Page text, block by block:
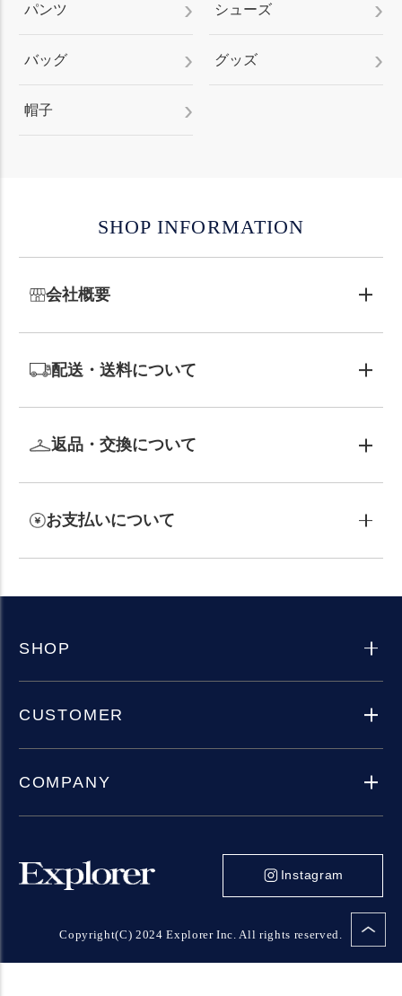
パンツ シューズ
バッグ グッズ
帽子
SHOP INFORMATION
会社概要
配送・送料について
返品・交換について
お支払いについて
SHOP
CUSTOMER
COMPANY
Instagram
Copyright(C) 2024 Explorer Inc. All rights reserved.